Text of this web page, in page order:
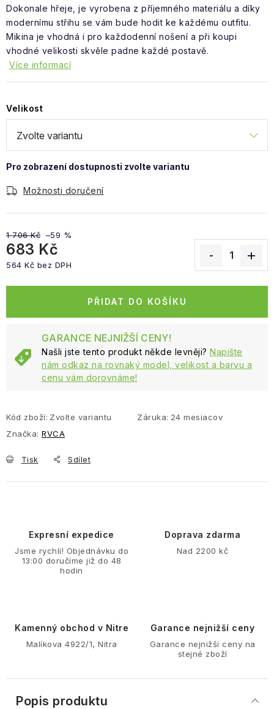
Dokonale hřeje, je vyrobena z příjemného materiálu a díky
modernímu střihu se vám bude hodit ke každému outfitu.
Mikina je vhodná i pro každodenní nošení a při koupi
vhodné velikosti skvěle padne každé postavě.
Více informací
Velikost
Možnosti doručení
1 706 Kč –59 %
683 Kč
564 Kč bez DPH
PŘIDAT DO KOŠÍKU
GARANCE NEJNIŽŠÍ CENY!
Našli jste tento produkt někde levněji? Napište
nám odkaz na rovnaký model, velikost a barvu a
cenu vám dorovnáme!
Kód zboží: Zvolte variantu Záruka: 24 mesiacov
Značka: RVCA
Tisk Sdílet
Expresní expedice
Jsme rychlí! Objednávku do
13:00 doručíme již do 48
hodin
Doprava zdarma
Nad 2200 kč
Kamenný obchod v Nitre
Malíkova 4922/1, Nitra
Garance nejnižší ceny
Garance nejnižší ceny na
stejné zboží
Popis produktu